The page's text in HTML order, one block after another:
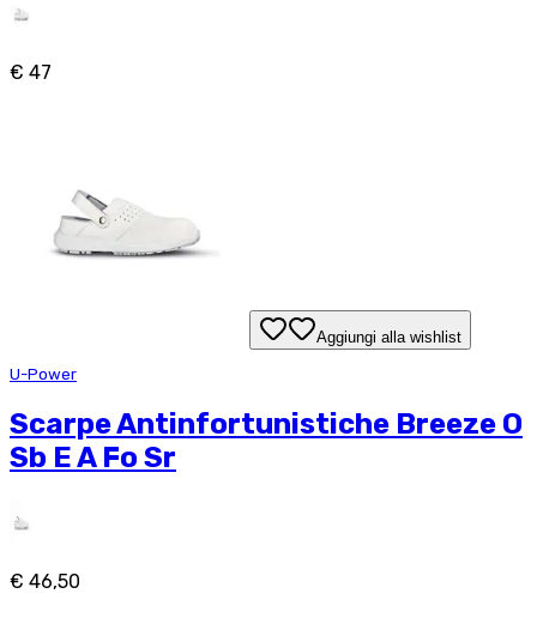
€ 47
Aggiungi alla wishlist
U-Power
Scarpe Antinfortunistiche Breeze O
Sb E A Fo Sr
€ 46,50